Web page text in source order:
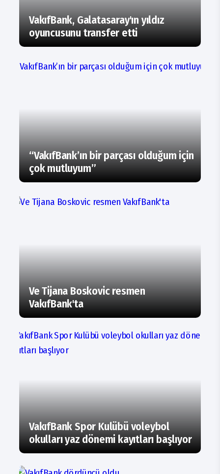
VakıfBank, Galatasaray'ın yıldız
oyuncusunu transfer etti
“VakıfBank’ın bir parçası olduğum için
çok mutluyum”
Ve Tijana Boskovic resmen
VakıfBank'ta
VakıfBank Spor Kulübü voleybol
okulları yaz dönemi kayıtları başlıyor